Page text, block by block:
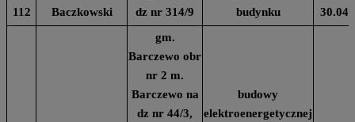
112
Baczkowski
dz nr 314/9
budynku
gm.
Barczewo obr
nr 2 m.
Barczewo na
dz nr 44/3,
budowy
elektroenergetycznej